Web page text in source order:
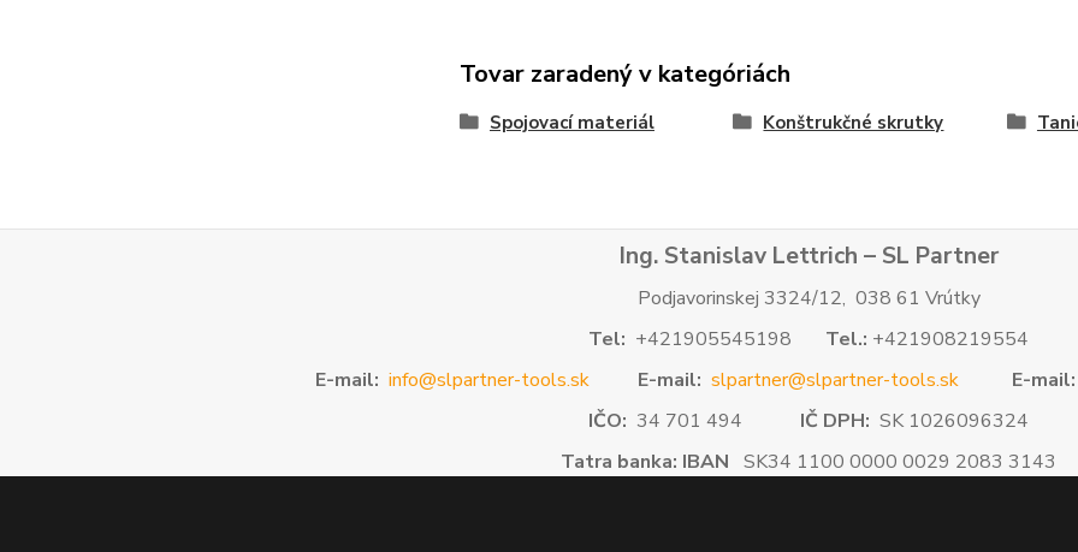
Tovar zaradený v kategóriách
Spojovací materiál Konštrukčné skrutky
Ing. Stanislav Lettrich – SL Partner
Podjavorinskej 3324/12, 038 61 Vrútky
Tel: +421905545198 Tel.: +421908219554
E-mail: info@slpartner-tools.sk E-mail: slpartner@slpartner-tools.sk
E-mail:
IČO: 34 701 494 IČ DPH: SK 1026096324
Tatra banka: IBAN SK34 1100 0000 0029 2083 3143